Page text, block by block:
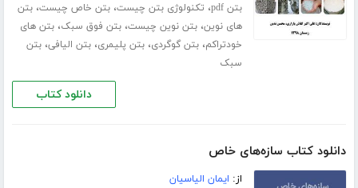
بتن pdf
، تکنولوژی بتن چیست،بتن خاص چیست،بتن
های نوین،بتن نوین چیست،بتن فوق سبک،بتن های
خودتراکم،بتن گوگردی،بتن پلیمری،بتن الیافی،بتن
سبک
دانلود کتاب
دانلود کتاب سازه‌های خاص
از: ایمان الیاسیان